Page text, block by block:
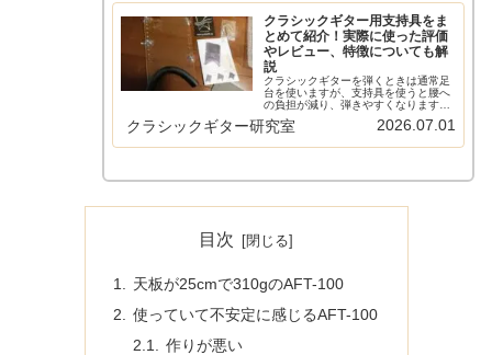
クラシックギター用支持具をま
とめて紹介！実際に使った評価
やレビュー、特徴についても解
説
クラシックギターを弾くときは通常足
台を使いますが、支持具を使うと腰へ
の負担が減り、弾きやすくなります。
この記事では入手可能なさまざまなク
ラシックギター用支持具の紹介と、実
クラシックギター研究室 2026.07.01
目次
天板が25cmで310gのAFT-100
使っていて不安定に感じるAFT-100
作りが悪い